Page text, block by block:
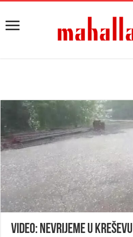
VIDEO: Nevrijeme u Kreševu